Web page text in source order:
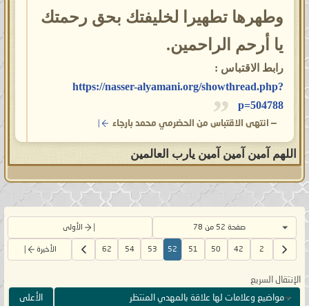
وطهرها تطهيرا لخليفتك بحق رحمتك
يا أرحم الراحمين.
رابط الاقتباس :
https://nasser-alyamani.org/showthread.php?
p=504788
— انتهى الاقتباس من الحضرمي محمد بارجاء
اللهم آمين آمين آمين يارب العالمين
صفحة 52 من 78 الأولى
2
42
50
51
52
53
54
62 الأخيرة
الإنتقال السريع
مواضيع وعلامات لها علاقة بالمهدي المنتظر
الأعلى